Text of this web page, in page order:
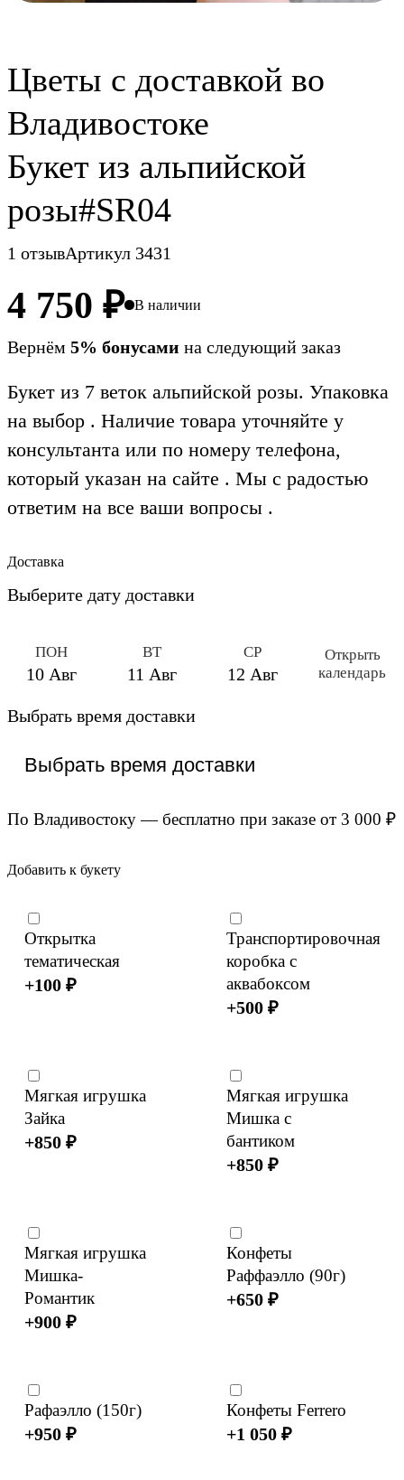
Цветы c доставкой во
Владивостоке
Букет из альпийской
розы#SR04
1 отзывАртикул 3431
4 750 ₽ В наличии
Вернём 5% бонусами на следующий заказ
Букет из 7 веток альпийской розы. Упаковка
на выбор . Наличие товара уточняйте у
консультанта или по номеру телефона,
который указан на сайте . Мы с радостью
ответим на все ваши вопросы .
Доставка
Выберите дату доставки
ПОН
10 Авг
ВТ
11 Авг
СР
12 Авг
Открыть
календарь
Выбрать время доставки
По Владивостоку — бесплатно при заказе от 3 000 ₽
Добавить к букету
Открытка
тематическая
+100₽
Транспортировочная
коробка с
аквабоксом
+500₽
Мягкая игрушка
Зайка
+850₽
Мягкая игрушка
Мишка с
бантиком
+850₽
Мягкая игрушка
Мишка-
Романтик
+900₽
Конфеты
Раффаэлло (90г)
+650₽
Рафаэлло (150г)
+950₽
Конфеты Ferrero
+1 050₽